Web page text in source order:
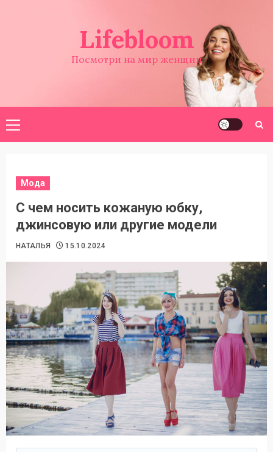
Lifebloom
Посмотри на мир женщин
Основное
меню
Мода
С чем носить кожаную юбку,
джинсовую или другие модели
НАТАЛЬЯ 15.10.2024